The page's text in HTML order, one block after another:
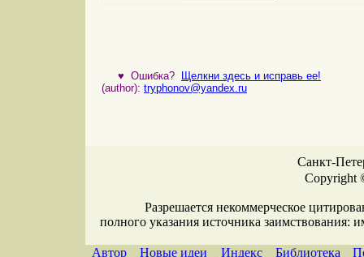
♥ Ошибка?
Щелкни здесь и исправь ее!
(author): tryphonov@yandex.ru
Санкт-
Copyright
Разрешается некоммерческое
полного указания источника заимствования:
Автор Новые идеи Индекс Библиотека